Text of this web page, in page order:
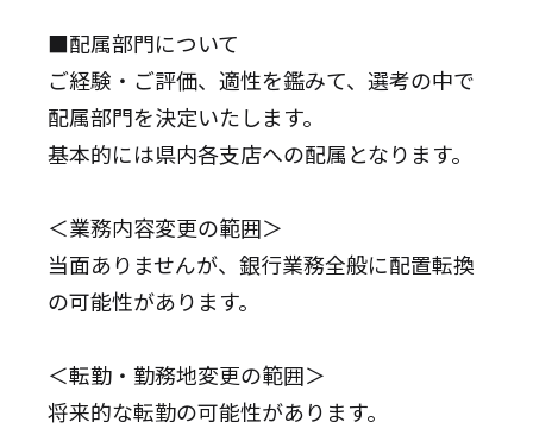
■配属部門について
ご経験・ご評価、適性を鑑みて、選考の中で
配属部門を決定いたします。
基本的には県内各支店への配属となります。
＜業務内容変更の範囲＞
当面ありませんが、銀行業務全般に配置転換
の可能性があります。
＜転勤・勤務地変更の範囲＞
将来的な転勤の可能性があります。